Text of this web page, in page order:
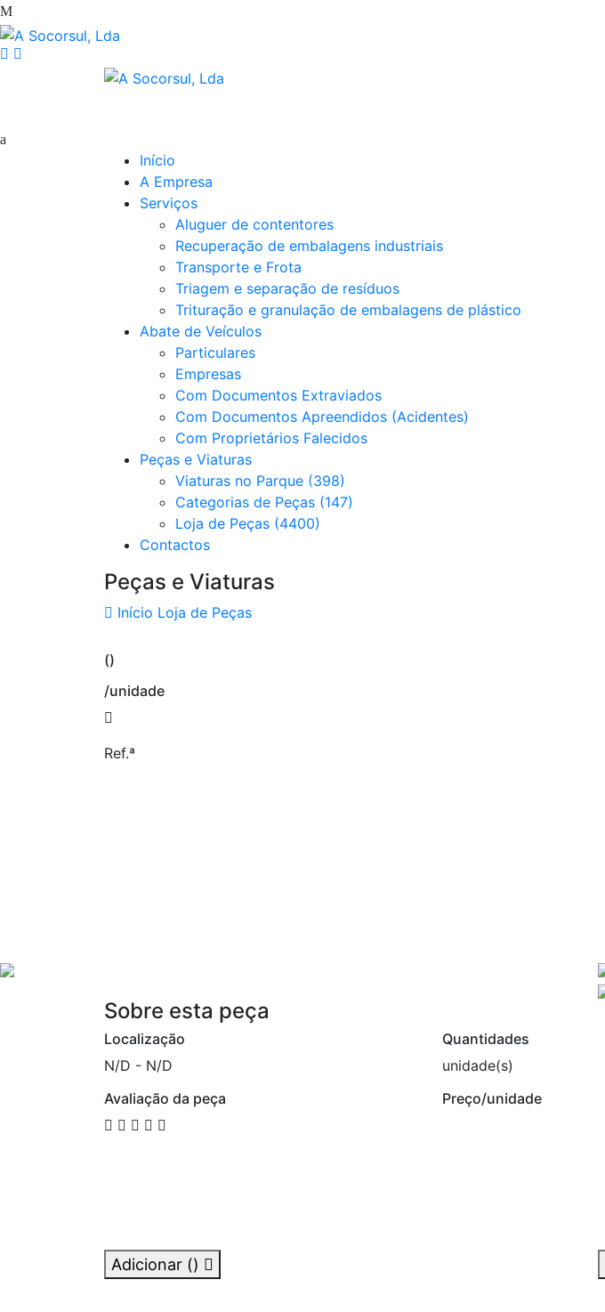
Início
A Empresa
Serviços
Aluguer de contentores
Recuperação de embalagens industriais
Transporte e Frota
Triagem e separação de resíduos
Trituração e granulação de embalagens de plástico
Abate de Veículos
Particulares
Empresas
Com Documentos Extraviados
Com Documentos Apreendidos (Acidentes)
Com Proprietários Falecidos
Peças e Viaturas
Viaturas no Parque (398)
Categorias de Peças (147)
Loja de Peças (4400)
Contactos
Peças e Viaturas
Início Loja de Peças
()
/unidade
Ref.ª
Sobre esta peça
Localização
N/D - N/D
Avaliação da peça
Quantidades
unidade(s)
Preço/unidade
Adicionar ()